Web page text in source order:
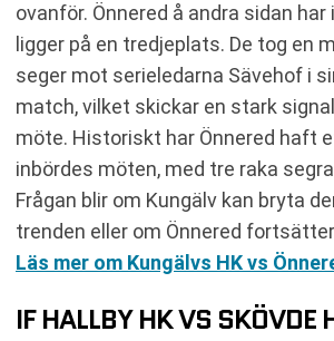
ovanför. Önnered å andra sidan
ligger på en tredjeplats. De tog en
seger mot serieledarna Sävehof i
match, vilket skickar en stark
möte. Historiskt har Önnered haft
inbördes möten, med tre raka
Frågan blir om Kungälv kan bryta
trenden eller om Önnered
Läs mer om Kungälvs HK vs
IF HALLBY HK VS SKÖVDE